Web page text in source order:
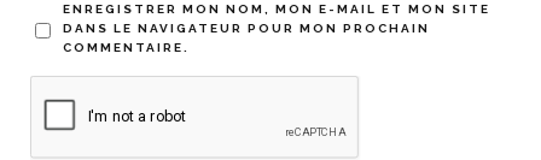
ENREGISTRER MON NOM, MON E-MAIL ET MON SITE
DANS LE NAVIGATEUR POUR MON PROCHAIN
COMMENTAIRE.